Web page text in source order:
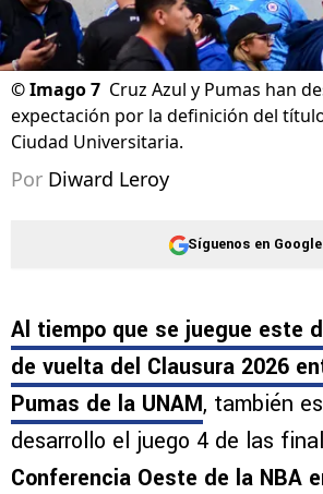
©Imago 7 Cruz Azul y Pumas han
expectación por la definición del
Ciudad Universitaria.
Por Diward Leroy
Síguenos en Google
Al tiempo que se juegue este
de vuelta del Clausura 2026
Pumas de la UNAM, también
desarrollo el juego 4 de las
Conferencia Oeste de la NBA